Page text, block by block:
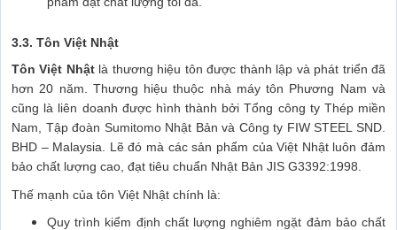
3.3. Tôn Việt Nhật
Tôn Việt Nhậtlà thương hiệu tôn được thành lập và phát triển đã
hơn 20 năm. Thương hiệu thuộc nhà máy tôn Phương Nam và
cũng là liên doanh được hình thành bởi Tổng công ty Thép miền
Nam, Tập đoàn Sumitomo Nhật Bản và Công ty FIW STEEL SND.
BHD – Malaysia. Lẽ đó mà các sản phẩm của Việt Nhật luôn đảm
bảo chất lượng cao, đạt tiêu chuẩn Nhật Bản JIS G3392:1998.
Thế mạnh của tôn Việt Nhật chính là:
Quy trình kiểm định chất lượng nghiêm ngặt đảm bảo chất